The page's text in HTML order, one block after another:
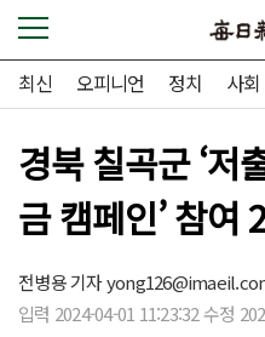
최신 오피니언 정치 사회
경북 칠곡군 ‘저
금 캠페인’ 참여
전병용 기자
입력 2024-04-01 11:23:32 수정